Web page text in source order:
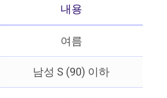
내용
여름
남성 S (90) 이하